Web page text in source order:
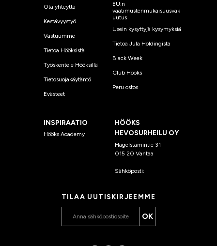
Ota yhteyttä
Kestävyystyö
Vastuumme
Tietoa Hööksistä
Työskentele Hööksillä
Tietosuojakäytäntö
Evästeet
EU:n
vaatimustenmukaisuusvak
uutus
Usein kysyttyjä kysymyksiä
Tietoa Jula Holdingista
Black Week
Club Hööks
Peru ostos
INSPIRAATIO
Hööks Academy
HÖÖKS
HEVOSURHEILU OY
Hagelstamintie 31
015 20 Vantaa
Sähköposti:
TILAA UUTISKIRJEEMME
OK